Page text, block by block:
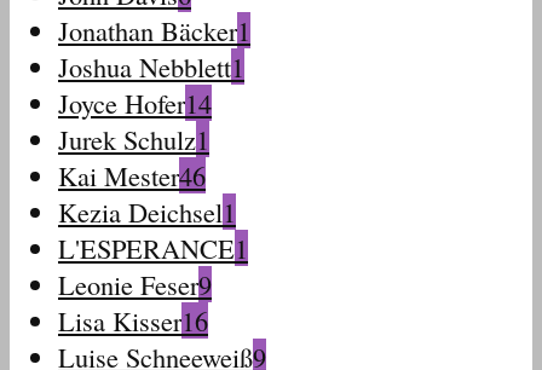
Jonathan Bäcker1
Joshua Nebblett1
Joyce Hofer14
Jurek Schulz1
Kai Mester46
Kezia Deichsel1
L'ESPERANCE1
Leonie Feser9
Lisa Kisser16
Luise Schneeweiß9